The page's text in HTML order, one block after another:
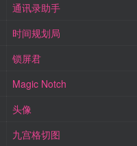
通讯录助手
时间规划局
锁屏君
Magic Notch
头像
九宫格切图